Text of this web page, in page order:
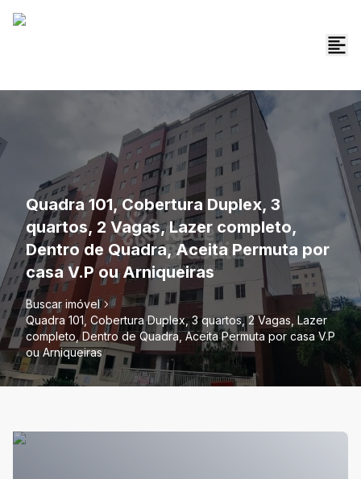
Quadra 101, Cobertura Duplex, 3
quartos, 2 Vagas, Lazer completo,
Dentro de Quadra, Aceita Permuta por
casa V.P ou Arniqueiras
Buscar imóvel
Quadra 101, Cobertura Duplex, 3 quartos, 2 Vagas, Lazer
completo, Dentro de Quadra, Aceita Permuta por casa V.P
ou Arniqueiras